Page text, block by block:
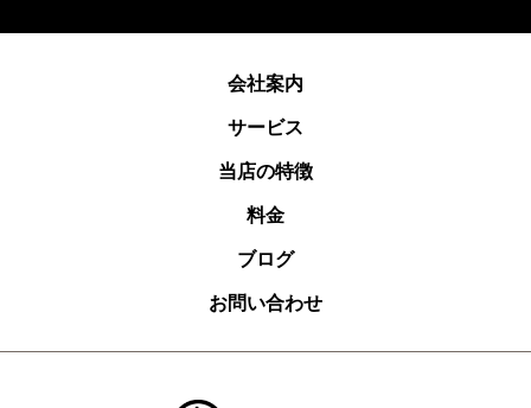
会社案内
サービス
当店の特徴
料金
ブログ
お問い合わせ